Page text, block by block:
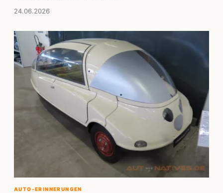
24.06.2026
AUTO-ERINNERUNGEN